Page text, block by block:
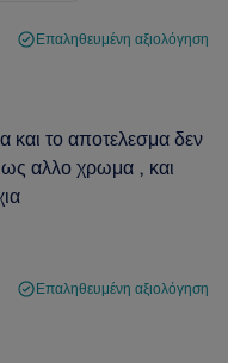
Επαληθευμένη αξιολόγηση
το αποτελεσμα δεν
αλλο χρωμα , και
Επαληθευμένη αξιολόγηση